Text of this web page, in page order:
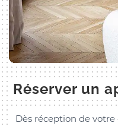
Réserver un
Dès réception de